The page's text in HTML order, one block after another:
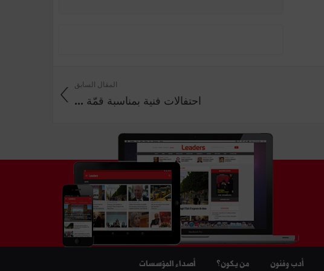
المقال السابق
احتفالات فنية بمناسبة قمّة ...
أدب وفنون من يكون؟ أصداء المؤسسات